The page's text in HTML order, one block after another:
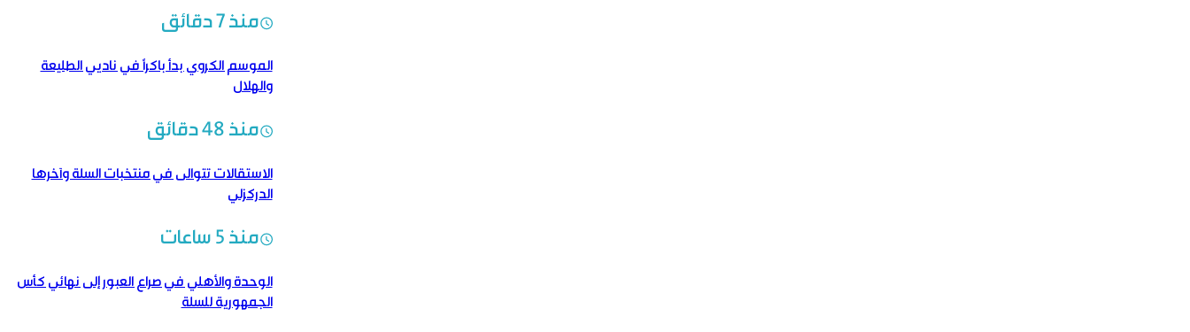
منذ 7 دقائق
الموسم الكروي بدأ باكراً في ناديي الطليعة
والهلال
منذ 48 دقائق
الاستقالات تتوالى في منتخبات السلة وآخرها
الدركزلي
منذ 5 ساعات
الوحدة والأهلي في صراع العبور إلى نهائي كأس
الجمهورية للسلة